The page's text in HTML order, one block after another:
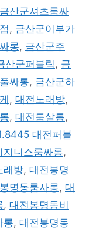
금산군셔츠룸싸
, 금산군이부가
롱, 금산군주
산군퍼블릭 , 금
싸롱, 금산군하
, 대전노래방,
, 대전룸살롱,
대전퍼블
지니스룸싸롱,
래방, 대전봉명
명동룸사롱, 대
, 대전봉명동비
롱, 대전봉명동